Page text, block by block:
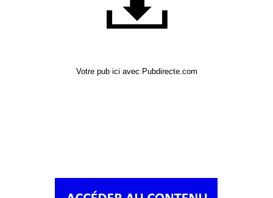
Votre pub ici avec Pubdirecte.com